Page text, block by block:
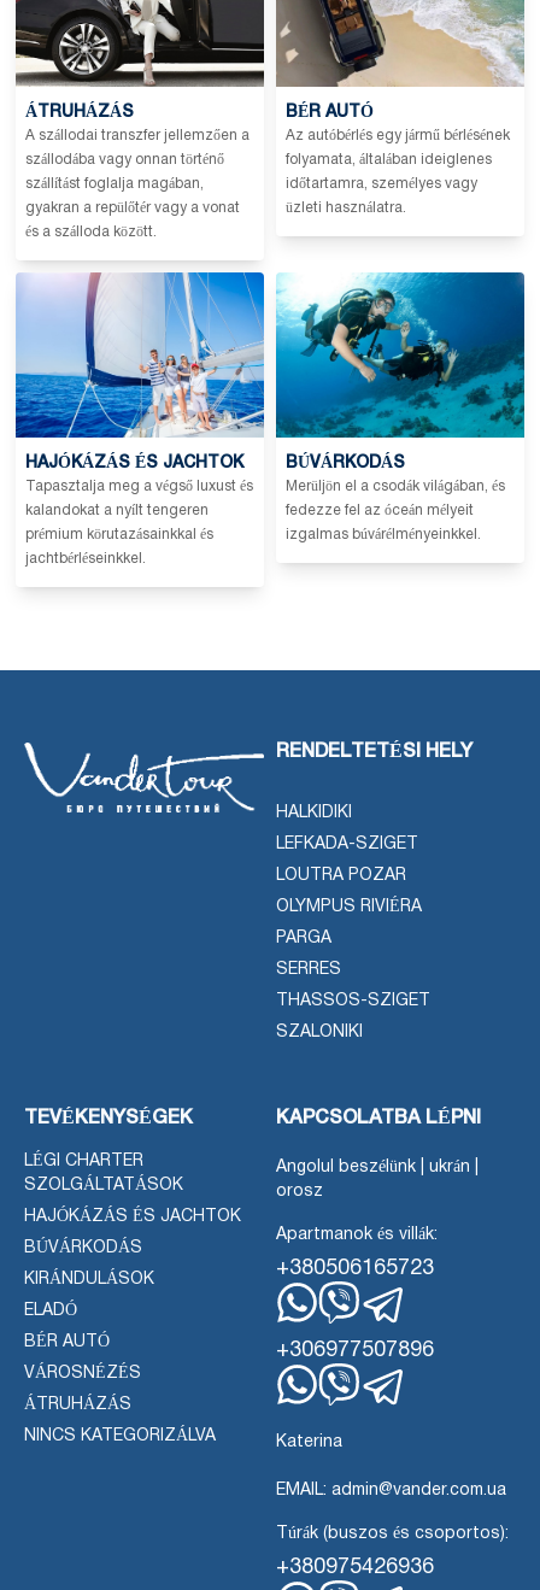
ÁTRUHÁZÁS
A szállodai transzfer jellemzően a
szállodába vagy onnan történő
szállítást foglalja magában,
gyakran a repülőtér vagy a vonat
és a szálloda között.
BÉR AUTÓ
Az autóbérlés egy jármű bérlésének
folyamata, általában ideiglenes
időtartamra, személyes vagy
üzleti használatra.
HAJÓKÁZÁS ÉS JACHTOK
Tapasztalja meg a végső luxust és
kalandokat a nyílt tengeren
prémium körutazásainkkal és
jachtbérléseinkkel.
BÚVÁRKODÁS
Merüljön el a csodák világában, és
fedezze fel az óceán mélyeit
izgalmas búvárélményeinkkel.
RENDELTETÉSI HELY
HALKIDIKI
LEFKADA-SZIGET
LOUTRA POZAR
OLYMPUS RIVIÉRA
PARGA
SERRES
THASSOS-SZIGET
SZALONIKI
TEVÉKENYSÉGEK
LÉGI CHARTER
SZOLGÁLTATÁSOK
HAJÓKÁZÁS ÉS JACHTOK
BÚVÁRKODÁS
KIRÁNDULÁSOK
ELADÓ
BÉR AUTÓ
VÁROSNÉZÉS
ÁTRUHÁZÁS
NINCS KATEGORIZÁLVA
KAPCSOLATBA LÉPNI
Angolul beszélünk | ukrán |
orosz
Apartmanok és villák:
+380506165723
WhatsApp
ViberTávirat
+306977507896
Katerina
EMAIL: admin@vander.com.ua
Túrák (buszos és csoportos):
+380975426936